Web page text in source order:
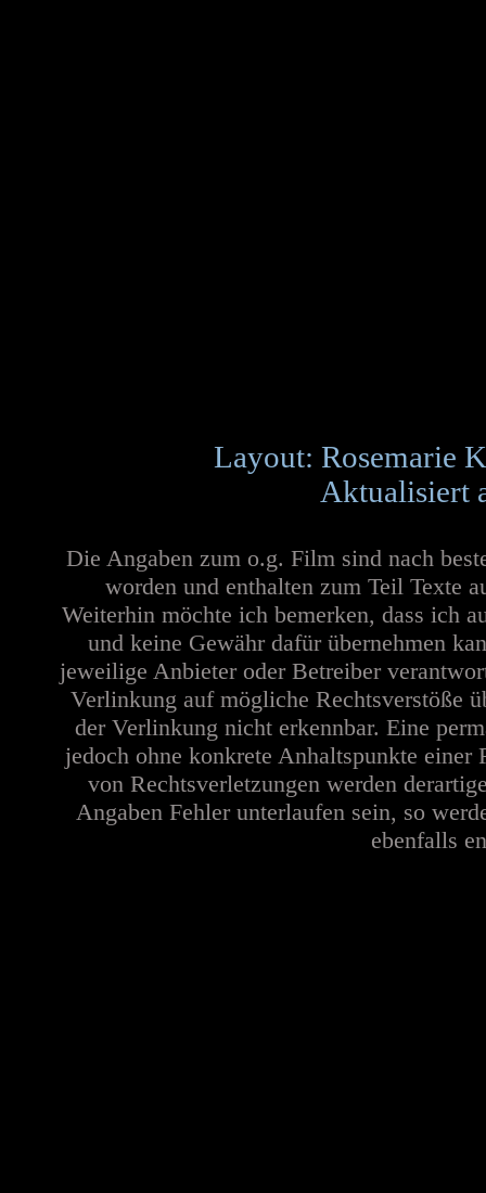
Layout: Rosemarie
Aktualisiert
Die Angaben zum o.g. Film sind nach
worden und enthalten zum Teil Texte
Weiterhin möchte ich bemerken, dass ich
und keine Gewähr dafür übernehmen
jeweilige Anbieter oder Betreiber
Verlinkung auf mögliche Rechtsverstöße
der Verlinkung nicht erkennbar. Eine
jedoch ohne konkrete Anhaltspunkte
von Rechtsverletzungen werden
Angaben Fehler unterlaufen sein, so
ebenfalls